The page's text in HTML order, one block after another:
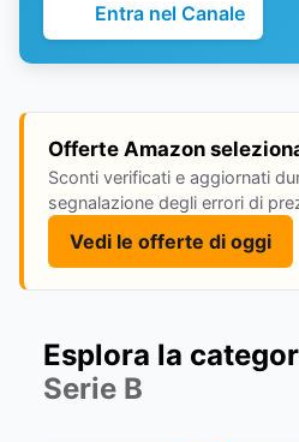
Entra nel Canale
Offerte Amazon
Sconti verificati e aggiornati
segnalazione degli errori di
Vedi le offerte di oggi
Esplora la
Serie B